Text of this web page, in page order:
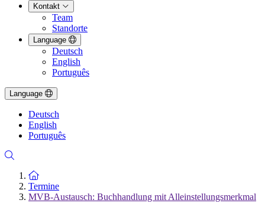
Kontakt
Team
Standorte
Language
Deutsch
English
Português
Language
Deutsch
English
Português
Zur Startseite
Termine
MVB-Austausch: Buchhandlung mit Alleinstellungsmerkmal